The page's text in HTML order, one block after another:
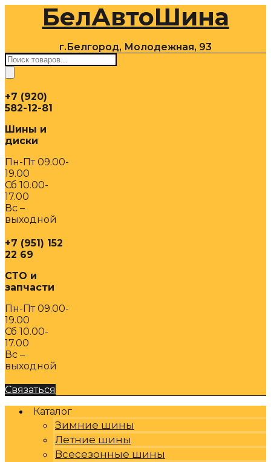
содержимомуБелАвтоШина
г.Белгород, Молодежная, 93
Поиск
товаров
+7 (920)
582-12-81
Шины и
диски
Пн-Пт 09.00-
19.00
Сб 10.00-
17.00
Вс –
выходной
+7 (951) 152
22 69
СТО и
запчасти
Пн-Пт 09.00-
19.00
Сб 10.00-
17.00
Вс –
выходной
Связаться
Каталог
Зимние шины
Летние шины
Всесезонные шины